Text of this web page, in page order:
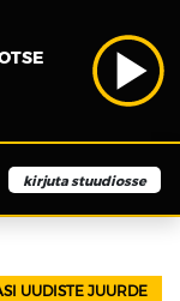
kirjuta stuudiosse
UUDISTE JUURDE